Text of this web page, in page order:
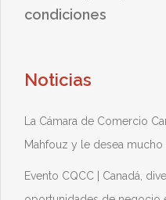
condiciones
Noticias
La Cámara de Comercio
Mahfouz y le desea mucho
Evento CQCC | Canadá,